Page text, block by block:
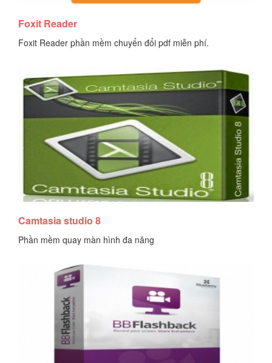
Foxit Reader
Foxit Reader phần mềm chuyển đổi pdf miễn phí.
Tải tài liệu
Camtasia studio 8
Phần mềm quay màn hình đa năng
Tải tài liệu